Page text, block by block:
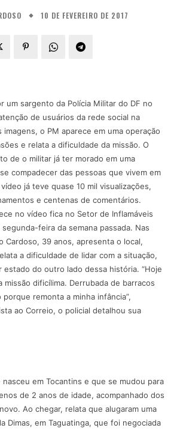
10 DE FEVEREIRO DE 2017
um sargento da Polícia Militar do DF no
de usuários da rede social na
imagens, o PM aparece em uma operação
e relata a dificuldade da missão. O
de o militar já ter morado em uma
compadecer das pessoas que vivem em
já teve quase 10 mil visualizações,
e centenas de comentários.
no vídeo fica no Setor de Inflamáveis
feira da semana passada. Nas
Cardoso, 39 anos, apresenta o local,
a dificuldade de lidar com a situação,
do outro lado dessa história. “Hoje
missão dificílima. Derrubada de barracos
remonta a minha infância”,
ao Correio, o policial detalhou sua
em Tocantins e que se mudou para
de 2 anos de idade, acompanhado dos
Ao chegar, relata que alugaram uma
Dimas, em Taguatinga, que foi negociada